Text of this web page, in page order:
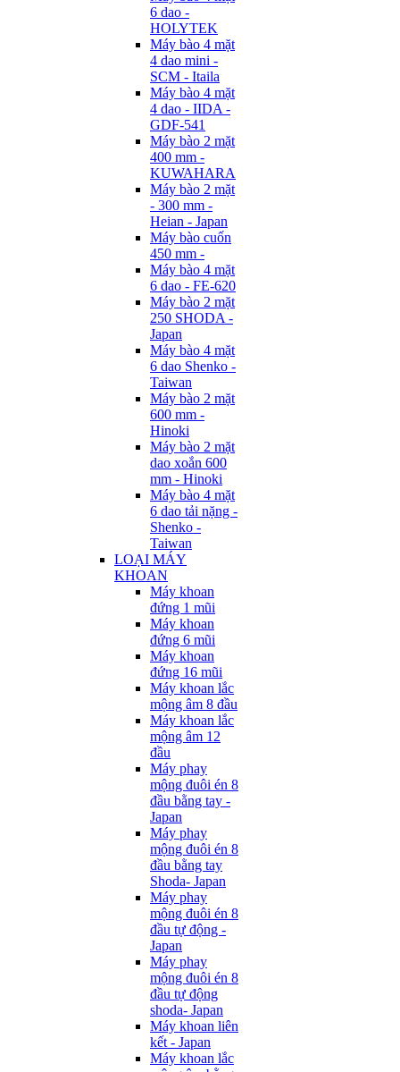
6 dao -
HOLYTEK
Máy bào 4 mặt
4 dao mini -
SCM - Itaila
Máy bào 4 mặt
4 dao - IIDA -
GDF-541
Máy bào 2 mặt
400 mm -
KUWAHARA
Máy bào 2 mặt
- 300 mm -
Heian - Japan
Máy bào cuốn
450 mm -
Máy bào 4 mặt
6 dao - FE-620
Máy bào 2 mặt
250 SHODA -
Japan
Máy bào 4 mặt
6 dao Shenko -
Taiwan
Máy bào 2 mặt
600 mm -
Hinoki
Máy bào 2 mặt
dao xoắn 600
mm - Hinoki
Máy bào 4 mặt
6 dao tải nặng -
Shenko -
Taiwan
LOẠI MÁY
KHOAN
Máy khoan
đứng 1 mũi
Máy khoan
đứng 6 mũi
Máy khoan
đứng 16 mũi
Máy khoan lắc
mộng âm 8 đầu
Máy khoan lắc
mộng âm 12
đầu
Máy phay
mộng đuôi én 8
đầu bằng tay -
Japan
Máy phay
mộng đuôi én 8
đầu bằng tay
Shoda- Japan
Máy phay
mộng đuôi én 8
đầu tự động -
Japan
Máy phay
mộng đuôi én 8
đầu tự động
shoda- Japan
Máy khoan liên
kết - Japan
Máy khoan lắc